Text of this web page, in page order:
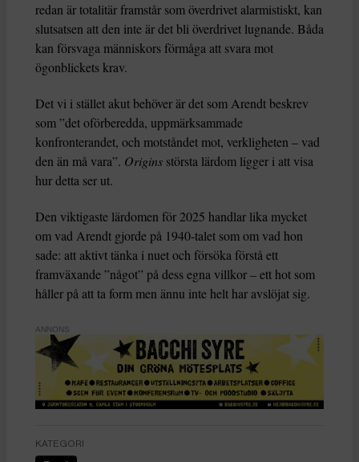
redan är totalitär framstår som överdrivet alarmistiskt, kan
slutsatsen att den inte är det bli överdrivet lugnande. Båda
kan försvaga människors förmåga att svara mot
ögonblickets krav.
Det vi i stället akut behöver är det som Arendt beskrev
som ”det oförberedda, uppmärksammade
konfronterandet, och motståndet mot, verkligheten – vad
den än må vara”. Origins största lärdom ligger i att visa
hur detta ser ut.
Den viktigaste lärdomen för 2025 handlar lika mycket
om vad Arendt gjorde på 1940-talet som om vad hon
sade: att aktivt tänka i nuet och försöka förstå ett
framväxande ”något” på dess egna villkor – ett hot som
håller på att ta form men ännu inte helt har avslöjat sig.
ANNONS
KATEGORI